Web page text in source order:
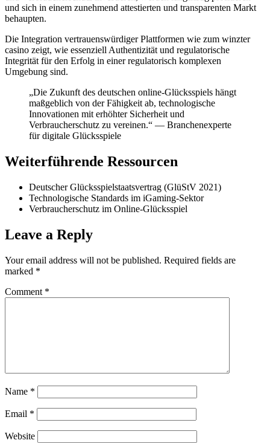
und sich in einem zunehmend attestierten und transparenten Markt
behaupten.
Die Integration vertrauenswürdiger Plattformen wie zum winzter
casino zeigt, wie essenziell Authentizität und regulatorische
Integrität für den Erfolg in einer regulatorisch komplexen
Umgebung sind.
„Die Zukunft des deutschen online-Glücksspiels hängt
maßgeblich von der Fähigkeit ab, technologische
Innovationen mit erhöhter Sicherheit und
Verbraucherschutz zu vereinen.“ — Branchenexperte
für digitale Glücksspiele
Weiterführende Ressourcen
Deutscher Glücksspielstaatsvertrag (GlüStV 2021)
Technologische Standards im iGaming-Sektor
Verbraucherschutz im Online-Glücksspiel
Leave a Reply
Your email address will not be published. Required fields are
marked *
Comment *
Name *
Email *
Website